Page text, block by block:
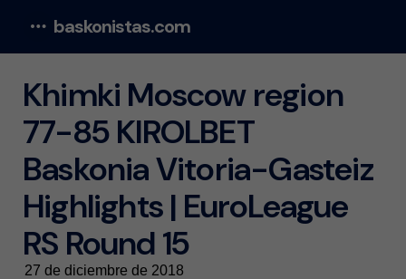
baskonistas.com
Khimki Moscow region
77-85 KIROLBET
Baskonia Vitoria-Gasteiz
Highlights | EuroLeague
RS Round 15
27 de diciembre de 2018